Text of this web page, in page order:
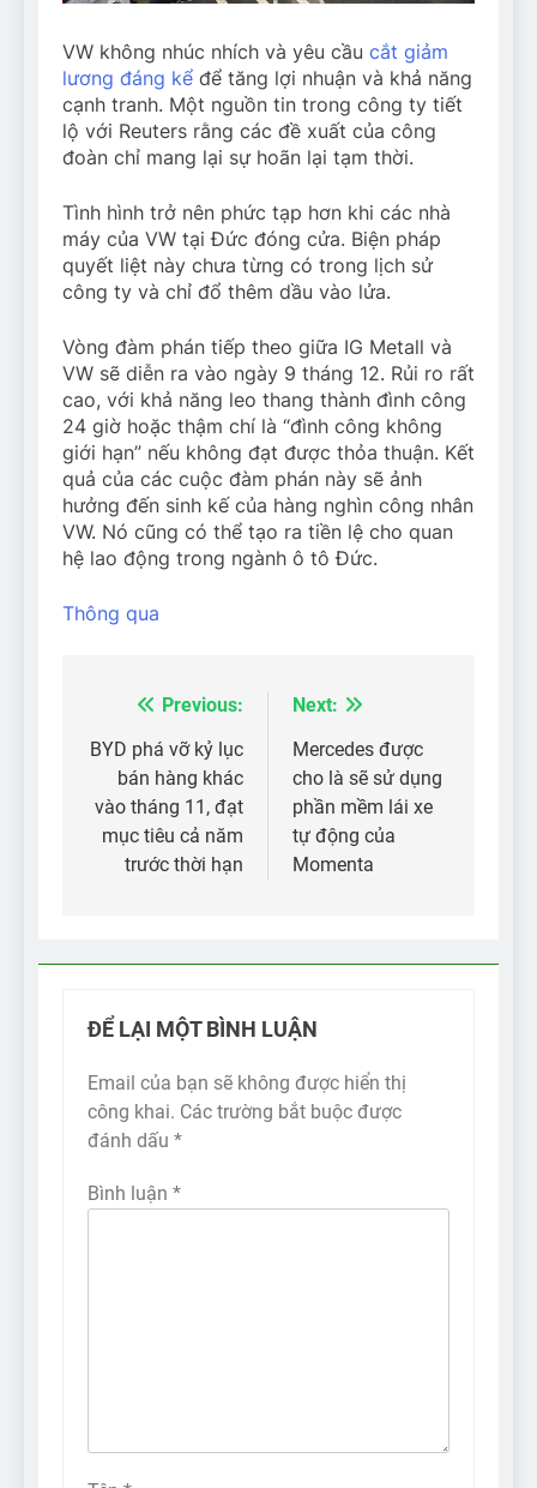
VW không nhúc nhích và yêu cầu cắt giảm
lương đáng kể để tăng lợi nhuận và khả năng
cạnh tranh. Một nguồn tin trong công ty tiết
lộ với Reuters rằng các đề xuất của công
đoàn chỉ mang lại sự hoãn lại tạm thời.
Tình hình trở nên phức tạp hơn khi các nhà
máy của VW tại Đức đóng cửa. Biện pháp
quyết liệt này chưa từng có trong lịch sử
công ty và chỉ đổ thêm dầu vào lửa.
Vòng đàm phán tiếp theo giữa IG Metall và
VW sẽ diễn ra vào ngày 9 tháng 12. Rủi ro rất
cao, với khả năng leo thang thành đình công
24 giờ hoặc thậm chí là “đình công không
giới hạn” nếu không đạt được thỏa thuận. Kết
quả của các cuộc đàm phán này sẽ ảnh
hưởng đến sinh kế của hàng nghìn công nhân
VW. Nó cũng có thể tạo ra tiền lệ cho quan
hệ lao động trong ngành ô tô Đức.
Thông qua
Điều
hướng
bài
viết
Previous:
BYD phá vỡ kỷ lục
bán hàng khác
vào tháng 11, đạt
mục tiêu cả năm
trước thời hạn
Next:
Mercedes được
cho là sẽ sử dụng
phần mềm lái xe
tự động của
Momenta
ĐỂ LẠI MỘT BÌNH LUẬN
Email của bạn sẽ không được hiển thị
công khai. Các trường bắt buộc được
đánh dấu *
Bình luận *